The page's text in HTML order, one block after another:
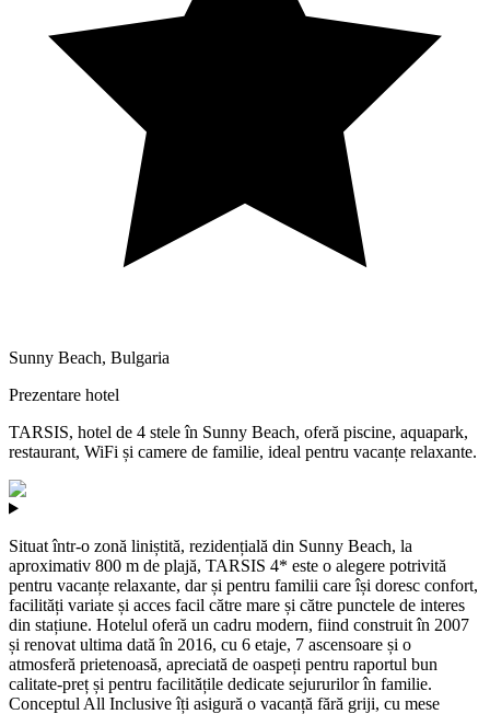
Sunny Beach, Bulgaria
Prezentare hotel
TARSIS, hotel de 4 stele în Sunny Beach, oferă piscine, aquapark,
restaurant, WiFi și camere de familie, ideal pentru vacanțe relaxante.
Situat într-o zonă liniștită, rezidențială din Sunny Beach, la
aproximativ 800 m de plajă, TARSIS 4* este o alegere potrivită
pentru vacanțe relaxante, dar și pentru familii care își doresc confort,
facilități variate și acces facil către mare și către punctele de interes
din stațiune. Hotelul oferă un cadru modern, fiind construit în 2007
și renovat ultima dată în 2016, cu 6 etaje, 7 ascensoare și o
atmosferă prietenoasă, apreciată de oaspeți pentru raportul bun
calitate-preț și pentru facilitățile dedicate sejururilor în familie.
Conceptul All Inclusive îți asigură o vacanță fără griji, cu mese